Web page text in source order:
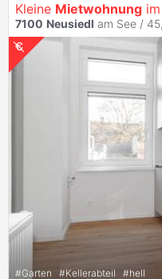
Kleine Mietwohnung
7100 Neusiedl am See /
#Garten #Kellerabteil #hell